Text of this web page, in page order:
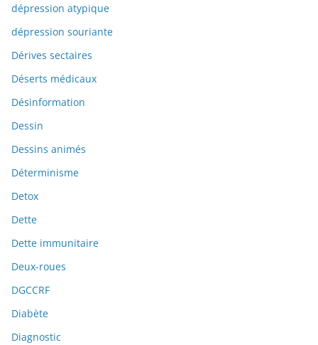
dépression atypique
dépression souriante
Dérives sectaires
Déserts médicaux
Désinformation
Dessin
Dessins animés
Déterminisme
Detox
Dette
Dette immunitaire
Deux-roues
DGCCRF
Diabète
Diagnostic